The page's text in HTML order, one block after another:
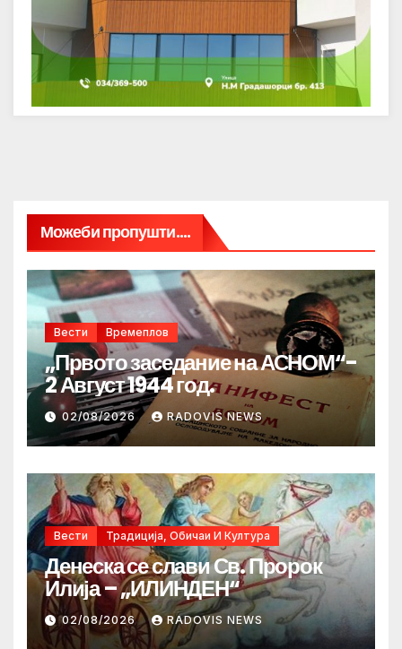
Можеби пропушти....
Вести Времеплов
„Првото заседание на АСНОМ“-
2 Август 1944 год.
02/08/2026 RADOVIS NEWS
Вести Традиција, Обичаи И Култура
Денеска се слави Св. Пророк
Илија – „ИЛИНДЕН“
02/08/2026 RADOVIS NEWS